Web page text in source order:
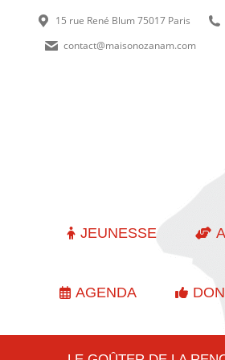
15 rue René Blum 75017 Paris
contact@maisonozanam.com
JEUNESSE
AGENDA